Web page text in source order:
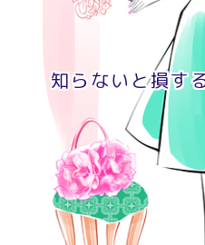
知らないと損す